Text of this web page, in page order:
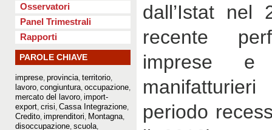
Osservatori
Panel Trimestrali
Rapporti
PAROLE CHIAVE
imprese provincia territorio
lavoro congiuntura occupazione
mercato del lavoro import-
export crisi Cassa Integrazione
Credito imprenditori Montagna
disoccupazione scuola
dall’Istat nel
recente
imprese e
periodo